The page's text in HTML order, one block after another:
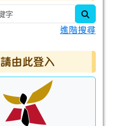
進階搜尋
請由此登入